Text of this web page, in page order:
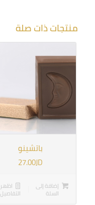
منتجات ذات صلة
باتشينو
27.00JD
إضافة إلى
السلة
اظهر
التفاصيل